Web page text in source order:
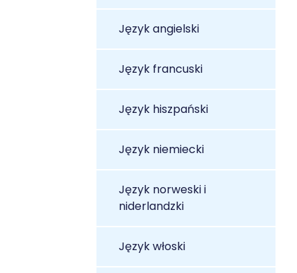
Język angielski
Język francuski
Język hiszpański
Język niemiecki
Język norweski i
niderlandzki
Język włoski